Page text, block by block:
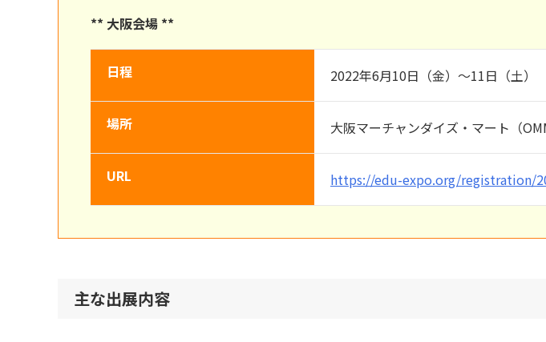
** 大阪会場 **
日程 2022年6月10日（金）～11日（土
場所 大阪マーチャンダイズ・マート（
URL https://edu-expo.org/registration/
主な出展内容